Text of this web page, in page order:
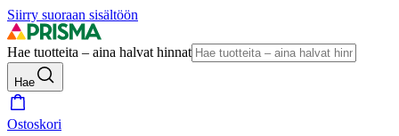
Siirry suoraan sisältöön
Hae tuotteita – aina halvat hinnat
Hae
Ostoskori